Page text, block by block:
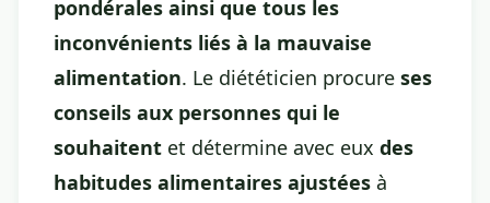
pondérales ainsi que tous les
inconvénients liés à la mauvaise
alimentation. Le diététicien procure ses
conseils aux personnes qui le
souhaitent et détermine avec eux des
habitudes alimentaires ajustées à